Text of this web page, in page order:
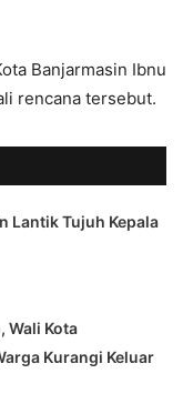
Banjarmasin Ibnu
rencana tersebut.
Lantik Tujuh Kepala
Wali Kota
Kurangi Keluar